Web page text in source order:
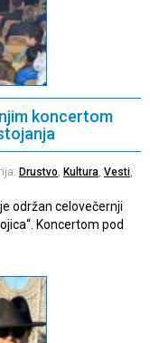
koncertom
Drustvo, Kultura, Vesti,
održan celovečernji
Koncertom pod